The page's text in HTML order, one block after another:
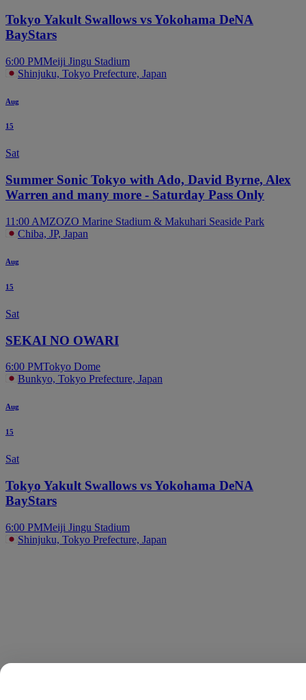
Tokyo Yakult Swallows vs Yokohama DeNA
BayStars
6:00 PMMeiji Jingu Stadium
Shinjuku, Tokyo Prefecture, Japan
Aug
15
Sat
Summer Sonic Tokyo with Ado, David Byrne, Alex
Warren and many more - Saturday Pass Only
11:00 AMZOZO Marine Stadium & Makuhari Seaside Park
Chiba, JP, Japan
Aug
15
Sat
SEKAI NO OWARI
6:00 PMTokyo Dome
Bunkyo, Tokyo Prefecture, Japan
Aug
15
Sat
Tokyo Yakult Swallows vs Yokohama DeNA
BayStars
6:00 PMMeiji Jingu Stadium
Shinjuku, Tokyo Prefecture, Japan